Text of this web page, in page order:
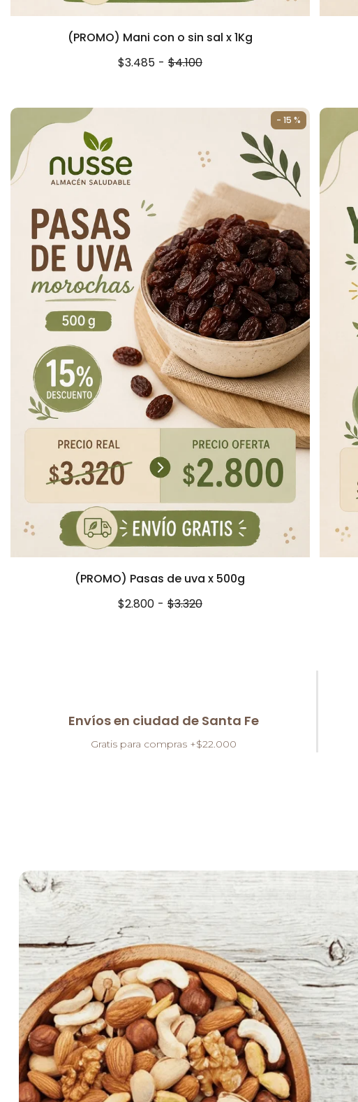
(PROMO) Mani con o sin sal x 1Kg
$3.485 - $4.100
- 15 %
(PROMO) Pasas de uva x 500g
$2.800 - $3.320
Envíos en ciudad de Santa Fe
Gratis para compras +$22.000